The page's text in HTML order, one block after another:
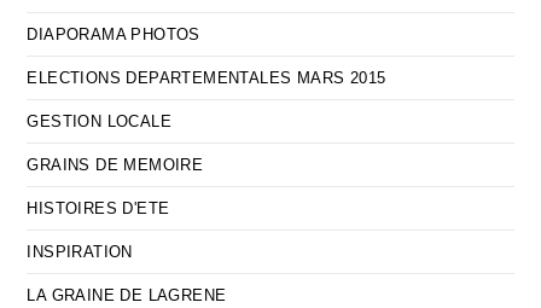
DIAPORAMA PHOTOS
ELECTIONS DEPARTEMENTALES MARS 2015
GESTION LOCALE
GRAINS DE MEMOIRE
HISTOIRES D'ETE
INSPIRATION
LA GRAINE DE LAGRENE